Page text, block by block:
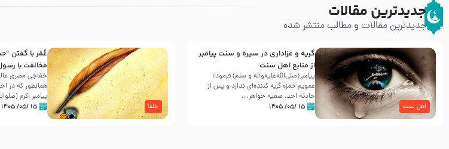
جدیدترین مقالات
جدیدترین مقالات و مطالب منتشر شده
اهل سنت
گریه و عزاداری در سیره و سنت پیامبر
از منابع اهل سنت
پیامبر(صلی‌الله‌علیه‌وآله و سلم) فرمود:
عمویم حمزه گریه کننده‌ای ندارد و پس از
حادثه احد، صفیه خواهر...
۱۵ /۰۵/ ۱۴۰۵ خلفا
عُمَر با گفتن
مخالفت با
خفاجی مصری
همانطور که در
پیامبر اکرم
۱۵ /۰۵/ ۱۴۰۵